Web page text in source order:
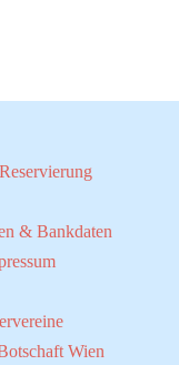
& Bankdaten
Wien